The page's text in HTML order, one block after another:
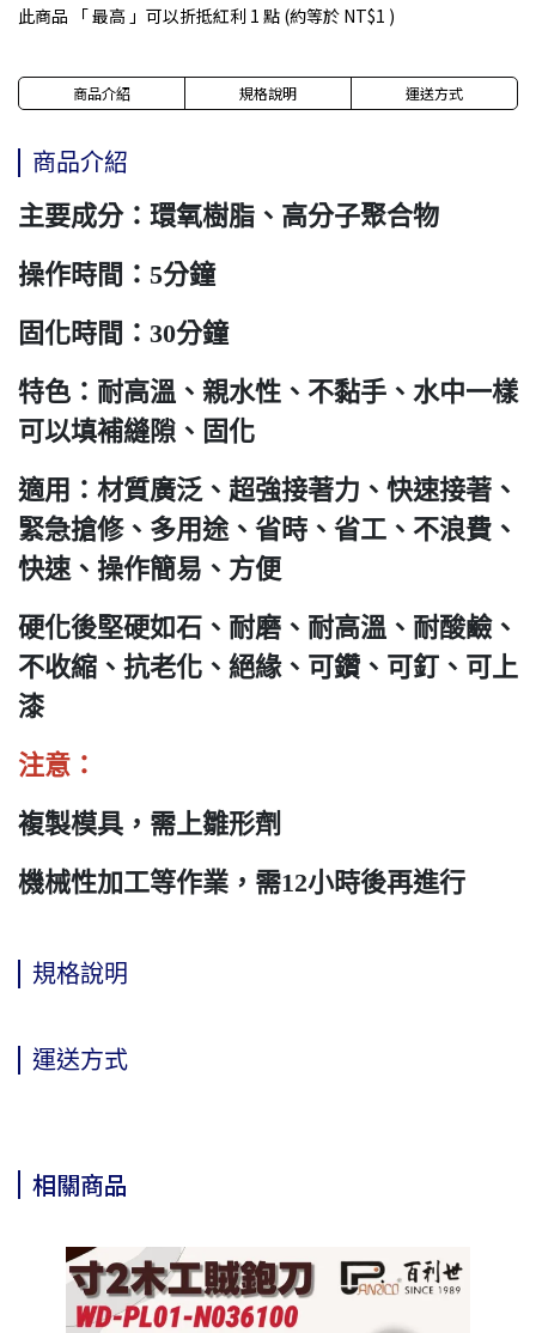
此商品 「 最高 」可以折抵紅利 1 點 (約等於 NT$1 )
商品介紹 規格說明 運送方式
商品介紹
主要成分：環氧樹脂、高分子聚合物
操作時間：5分鐘
固化時間：30分鐘
特色：耐高溫、親水性、不黏手、水中一樣
可以填補縫隙、固化
適用：材質廣泛、超強接著力、快速接著、
緊急搶修、多用途、省時、省工、不浪費、
快速、操作簡易、方便
硬化後堅硬如石、耐磨、耐高溫、耐酸鹼、
不收縮、抗老化、絕緣、可鑽、可釘、可上
漆
注意：
複製模具，需上雛形劑
機械性加工等作業，需12小時後再進行
規格說明
運送方式
相關商品